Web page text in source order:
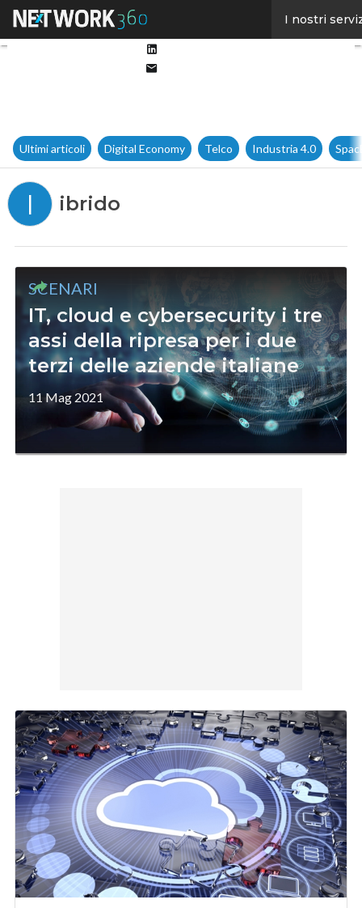
I nostri
Ultimi articoli Digital Economy Telco Industria 4.0
I ibrido
SCENARI
IT, cloud e cybersecurity i tre
assi della ripresa per i due
terzi delle aziende italiane
11 Mag 2021